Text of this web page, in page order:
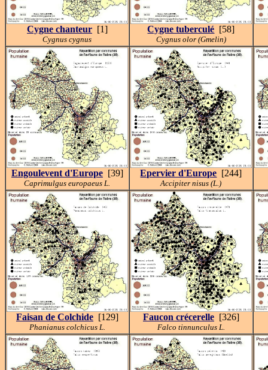
Cygne chanteur [1]
Cygnus cygnus
Cygne tuberculé [58]
Cygnus olor (Gmelin)
Engoulevent d'Europe [39]
Caprimulgus europaeus L.
Epervier d'Europe [244]
Accipiter nisus (L.)
Faisan de Colchide [129]
Phanianus colchicus L.
Faucon crécerelle [326]
Falco tinnunculus L.